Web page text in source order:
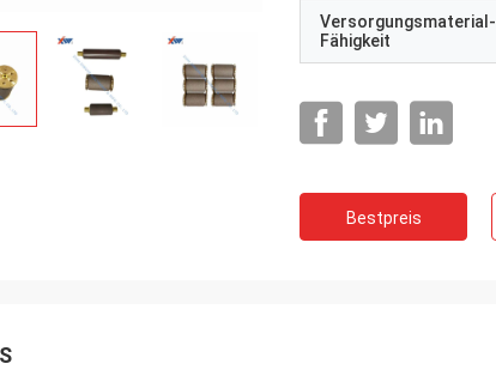
Versorgungsmaterial-
Fähigkeit
Bestpreis